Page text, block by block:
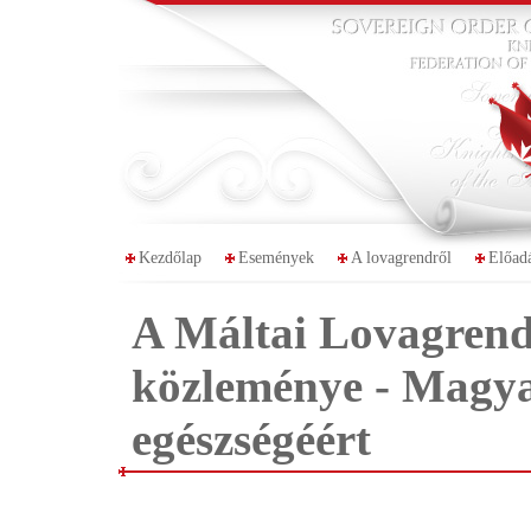
Kezdőlap Események A lovagrendről
A Máltai
közleménye -
egészségéért